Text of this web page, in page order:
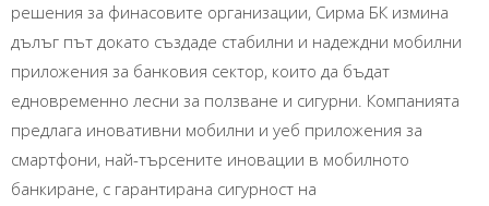
решения за финасовите организации, Сирма БК измина
дълъг път докато създаде стабилни и надеждни мобилни
приложения за банковия сектор, които да бъдат
едновременно лесни за ползване и сигурни. Компанията
предлага иновативни мобилни и уеб приложения за
смартфони, най-търсените иновации в мобилното
банкиране, с гарантирана сигурност на